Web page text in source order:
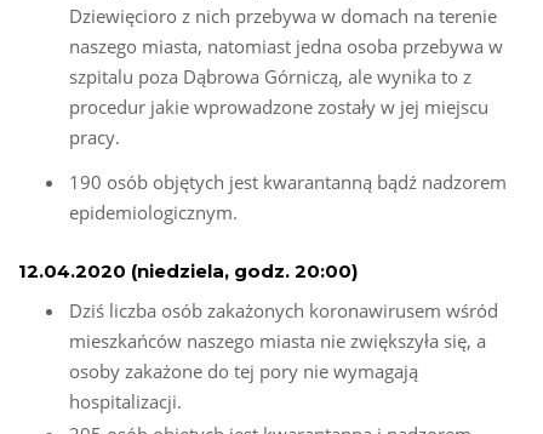
Dziewięcioro z nich przebywa w domach na terenie
naszego miasta, natomiast jedna osoba przebywa w
szpitalu poza Dąbrowa Górniczą, ale wynika to z
procedur jakie wprowadzone zostały w jej miejscu
pracy.
190 osób objętych jest kwarantanną bądź nadzorem
epidemiologicznym.
12.04.2020 (niedziela, godz. 20:00)
Dziś liczba osób zakażonych koronawirusem wśród
mieszkańców naszego miasta nie zwiększyła się, a
osoby zakażone do tej pory nie wymagają
hospitalizacji.